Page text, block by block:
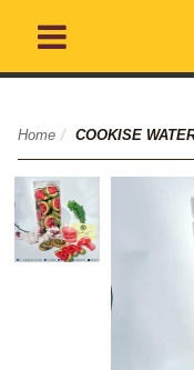
Home / COOKISE